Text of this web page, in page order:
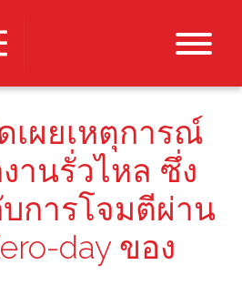
เผยเหตุการณ์
านรั่วไหล ซึ่ง
บการโจมตีผ่าน
day ของ